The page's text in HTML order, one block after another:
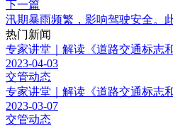
下一篇
汛期暴雨频繁，影响驾驶安全。
热门新闻
专家讲堂｜解读《道路交通标志
2023-04-03
交管动态
专家讲堂｜解读《道路交通标志
2023-03-07
交管动态